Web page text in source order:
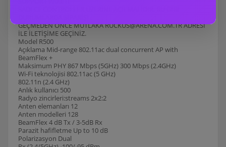
GEÇMEDEN ÖNCE MUTLAKA RUCKUS@ARENA.COM.TR ADRESİ
İLE İLETİŞİME GEÇİNİZ.
Model R500
Açıklama Mid-range 802.11ac dual concurrent AP with
BeamFlex +
Maksimum PHY 867 Mbps (5GHz) 300 Mbps (2.4GHz)
Wi-Fi teknolojisi 802.11ac (5 GHz)
802.11n (2.4 GHz)
Anlık kullanıcı 500
Radyo zincirleri:streams 2x2:2
Anten elemanları 12
Anten modelleri 128
BeamFlex 4 dB Tx / 3-5dB Rx
Parazit hafifletme Up to 10 dB
Polarizasyon Dual